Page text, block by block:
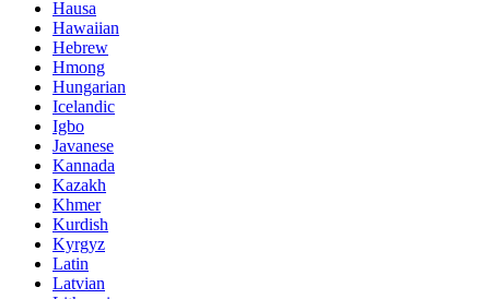
Hausa
Hawaiian
Hebrew
Hmong
Hungarian
Icelandic
Igbo
Javanese
Kannada
Kazakh
Khmer
Kurdish
Kyrgyz
Latin
Latvian